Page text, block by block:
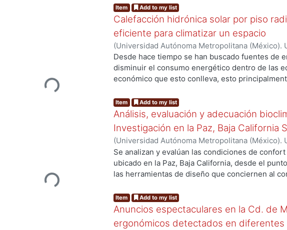
Oaxaca, se hicieron pruebas de conductividad
utilizado el Conductivimetro del CENIDET
con aquellos del mismo material, pero que
constructivos para tal efecto se prepararon
las propiedades térmicas medidas con los
convencional a tamaño real. Las mediciones de
se llevaron a cabo con un Conductivimetro
UAM-A por el autor. De esta manera se realizó
Conductivimetro del CENIDET, contra los
constructivos utilizando el Conductivimetro de
Loading...
Item Add to my list
Calefacción hidrónica solar por piso
eficiente para climatizar un espacio
(Universidad Autónoma Metropolitana (México).
de Servicios de Información.,2012-06)Rodea
Desde hace tiempo se han buscado fuentes de
disminuir el consumo energético dentro de las
económico que esto conlleva, esto
los espacios construidos no cuentan con los
coadyuven a la disminución del impacto del
edificados. En este sentido la tecnología de la
adaptando a las necesidades de los usuarios,
gran porcentaje del consumo energético. El uso
ventajas, sin embargo su viabilidad se ha visto
conlleva su aplicación, además es necesario
bioclimático, que en combinación con la
Loading...
Item Add to my list
Análisis, evaluación y adecuación
Investigación en la Paz, Baja California
(Universidad Autónoma Metropolitana (México).
de Servicios de Información.,1999-12 )García
Se analizan y evalúan las condiciones de
ubicado en la Paz, Baja California, desde el
las herramientas de diseño que conciernen al
bioclimático.
Item Add to my list
Anuncios espectaculares en la Cd. de
ergonómicos detectados en diferentes